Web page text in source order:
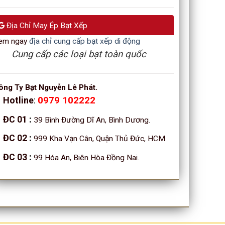
Địa Chỉ May Ép Bạt Xếp
ngay địa chỉ cung cấp bạt xếp di động
Cung cấp các loại bạt toàn quốc
Ty Bạt Nguyễn Lê Phát.
Hotline: 0979 102222
ĐC 01 : 39 Bình Đường Dĩ An, Bình Dương.
ĐC 02: 999 Kha Vạn Cân, Quận Thủ Đức, HCM
ĐC 03 : 99 Hóa An, Biên Hòa Đồng Nai.